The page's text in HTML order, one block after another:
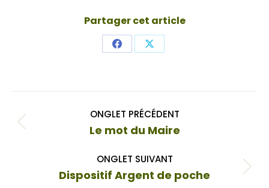
Partager cet article
Share Share
de
ONGLET PRÉCÉDENT
Onglet
Le mot du Maire
ONGLET SUIVANT
Onglet
Dispositif Argent de poche